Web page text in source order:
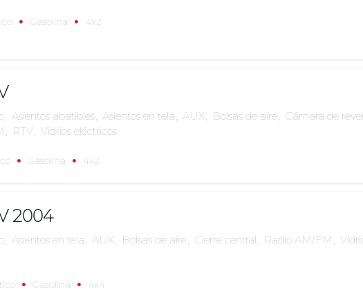
Gasolina 4x2
, Asientos abatibles, Asientos en tela, AUX, Bolsas de aire, Cámara de
, RTV, Vidrios eléctricos
Gasolina 4x2
2004
, Asientos en tela, AUX, Bolsas de aire, Cierre central, Radio AM/FM ,
Gasolina 4x4